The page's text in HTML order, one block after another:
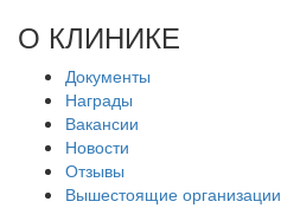
О КЛИНИКЕ
Документы
Награды
Вакансии
Новости
Отзывы
Вышестоящие организации